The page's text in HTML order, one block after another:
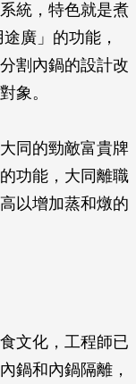
統，特色就是煮
廣」的功能，
割內鍋的設計改
象。
同的勁敵富貴牌
功能，大同離職
以增加蒸和燉的
文化，工程師已
鍋和內鍋隔離，